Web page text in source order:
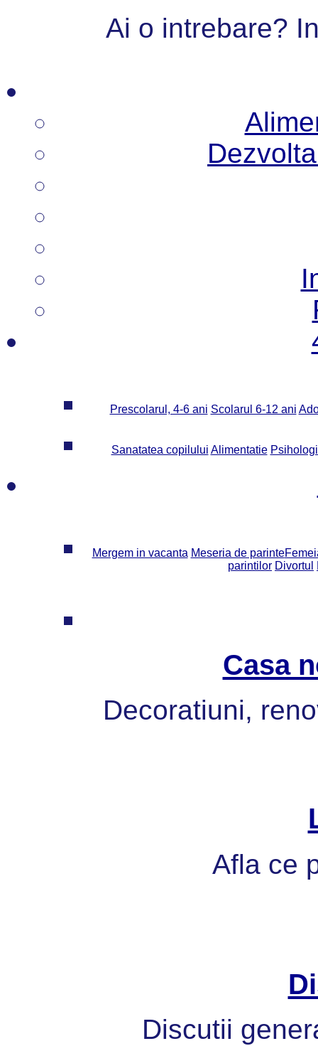
Ai o intrebare?
Prescolarul, 4-6 ani Scolarul 6-12 ani
Sanatatea copilului Alimentatie
Mergem in vacanta Meseria de parinte
parintilor Divortul
Casa
Decoratiuni,
Afla ce
Discutii